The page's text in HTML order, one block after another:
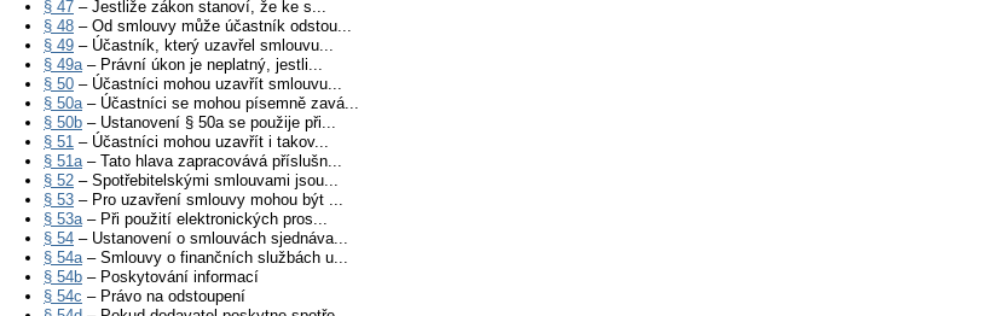
§ 47 – Jestliže zákon stanoví, že ke s...
§ 48 – Od smlouvy může účastník odstou...
§ 49 – Účastník, který uzavřel smlouvu...
§ 49a– Právní úkon je neplatný, jestli...
§ 50 – Účastníci mohou uzavřít smlouvu...
§ 50a– Účastníci se mohou písemně zavá...
§ 50b – Ustanovení § 50a se použije při...
§ 51 – Účastníci mohou uzavřít i takov...
§ 51a– Tato hlava zapracovává příslušn...
§ 52 – Spotřebitelskými smlouvami jsou...
§ 53 – Pro uzavření smlouvy mohou být ...
§ 53a– Při použití elektronických pros...
§ 54 – Ustanovení o smlouvách sjednáva...
§ 54a– Smlouvy o finančních službách u...
§ 54b – Poskytování informací
§ 54c – Právo na odstoupení